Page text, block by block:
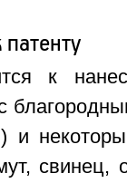
к
и
свинец,